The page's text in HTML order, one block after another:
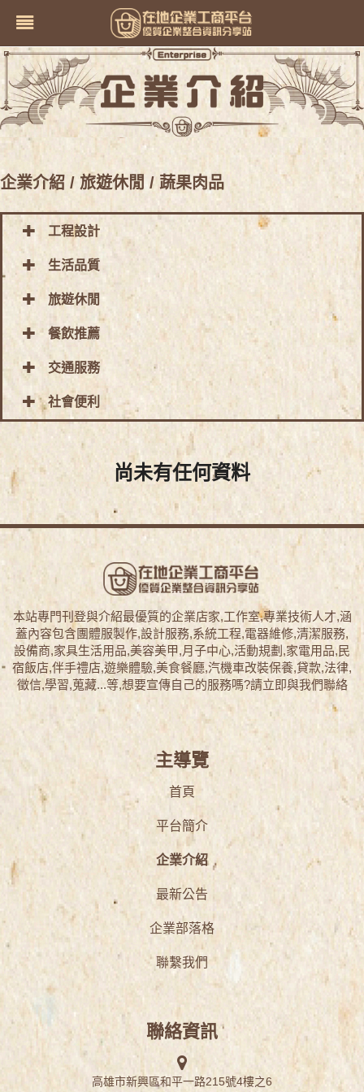
企業介紹 / 旅遊休閒 / 蔬果肉品
工程設計
生活品質
旅遊休閒
餐飲推薦
交通服務
社會便利
尚未有任何資料
本站專門刊登與介紹最優質的企業店家,工作室,專業技術人才,涵
蓋內容包含團體服製作,設計服務,系統工程,電器維修,清潔服務,
設備商,家具生活用品,美容美甲,月子中心,活動規劃,家電用品,民
宿飯店,伴手禮店,遊樂體驗,美食餐廳,汽機車改裝保養,貸款,法律,
徵信,學習,蒐藏...等,想要宣傳自己的服務嗎?請立即與我們聯絡
主導覽
首頁
平台簡介
企業介紹
最新公告
企業部落格
聯繫我們
聯絡資訊
高雄市新興區和平一路215號4樓之6